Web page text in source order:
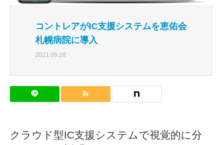
コントレアがIC支援システムを恵佑会
札幌病院に導入
2021.09.28
クラウド型IC支援システムで視覚的に分